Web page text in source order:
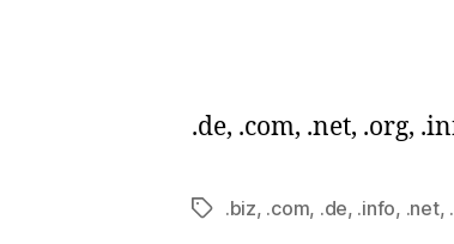
.de, .com, .net, .org,
Schlagwörter
.biz, .com, .de, .info, .net,